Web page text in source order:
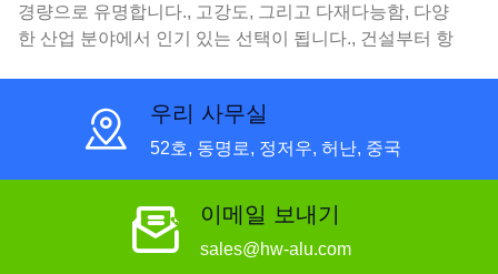
경량으로 유명합니다., 고강도, 그리고 다재다능함, 다양
한 산업 분야에서 인기 있는 선택이 됩니다., 건설부터 항
우리 사무실
52호, 동명로, 정저우, 허난, 중국
이메일 보내기
sales@hw-alu.com